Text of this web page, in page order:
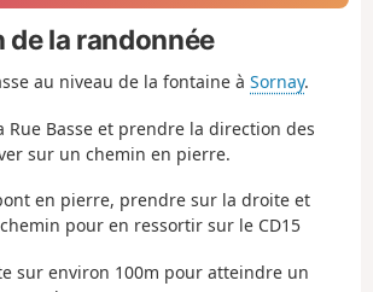
la randonnée
au niveau de la fontaine à Sornay.
Rue Basse et prendre la direction des
sur un chemin en pierre.
en pierre, prendre sur la droite et
pour en ressortir sur le CD15
sur environ 100m pour atteindre un